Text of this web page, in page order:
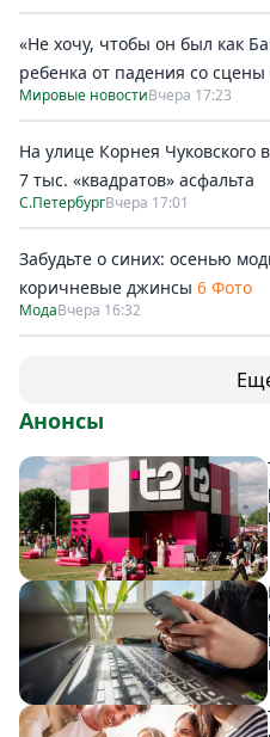
«Не хочу, чтобы он был как
ребенка от падения со сцены
Мировые новостиВчера 17:23
На улице Корнея
7 тыс. «квадратов» асфальта
С.ПетербургВчера 17:01
Забудьте о синих: осенью
коричневые джинсы 6 Фото
МодаВчера 16:32
Анонсы